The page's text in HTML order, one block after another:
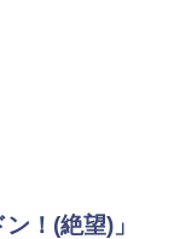
！(絶望)」